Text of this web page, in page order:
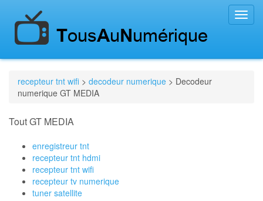
recepteur tnt wifi > decodeur numerique > Decodeur
numerique GT MEDIA
Tout GT MEDIA
enregistreur tnt
recepteur tnt hdmi
recepteur tnt wifi
recepteur tv numerique
tuner satellite